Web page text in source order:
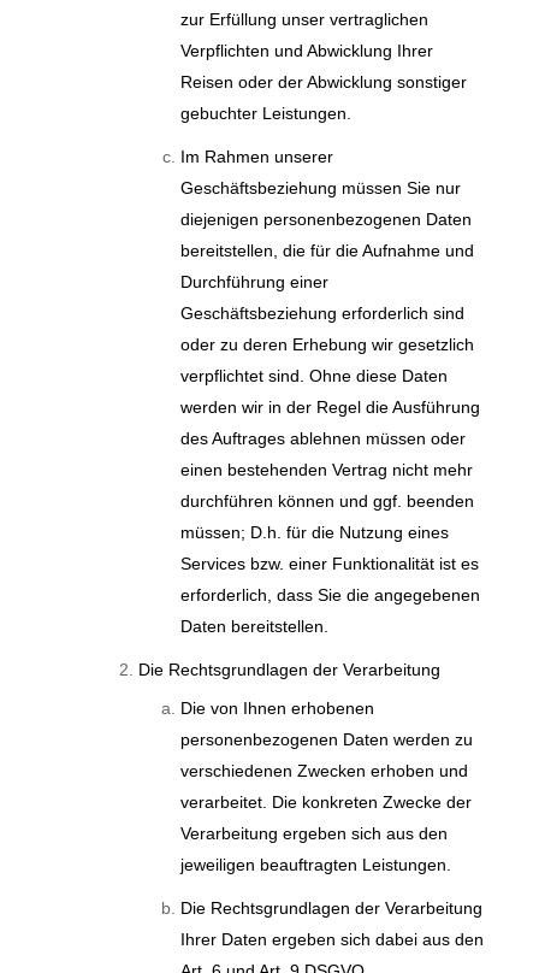
zur Erfüllung unser vertraglichen
Verpflichten und Abwicklung Ihrer
Reisen oder der Abwicklung sonstiger
gebuchter Leistungen.
Im Rahmen unserer
Geschäftsbeziehung müssen Sie nur
diejenigen personenbezogenen Daten
bereitstellen, die für die Aufnahme und
Durchführung einer
Geschäftsbeziehung erforderlich sind
oder zu deren Erhebung wir gesetzlich
verpflichtet sind. Ohne diese Daten
werden wir in der Regel die Ausführung
des Auftrages ablehnen müssen oder
einen bestehenden Vertrag nicht mehr
durchführen können und ggf. beenden
müssen; D.h. für die Nutzung eines
Services bzw. einer Funktionalität ist es
erforderlich, dass Sie die angegebenen
Daten bereitstellen.
Die Rechtsgrundlagen der Verarbeitung
Die von Ihnen erhobenen
personenbezogenen Daten werden zu
verschiedenen Zwecken erhoben und
verarbeitet. Die konkreten Zwecke der
Verarbeitung ergeben sich aus den
jeweiligen beauftragten Leistungen.
Die Rechtsgrundlagen der Verarbeitung
Ihrer Daten ergeben sich dabei aus den